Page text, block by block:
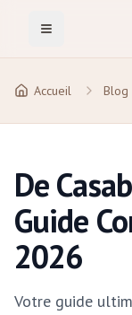
Toggle Menu
Accueil Blog
De
Guide
2026
Votre guide